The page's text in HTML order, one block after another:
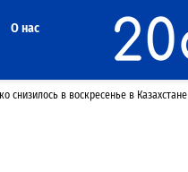
О нас
снизилось в воскресенье в Казахстане